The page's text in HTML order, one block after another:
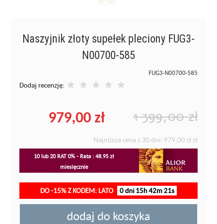
Naszyjnik złoty supełek pleciony FUG3-
N00700-585
FUG3-N00700-585
Dodaj recenzję:
1 399,00 zł
979,00 zł
Najniższa cena z 30 dni: 979,00 zł zł
10 lub 20 RAT 0% - Rata : 48.95 zł
miesięcznie
DO -15% Z KODEM: LATO 0 dni 15h 42m 20s
dodaj do koszyka